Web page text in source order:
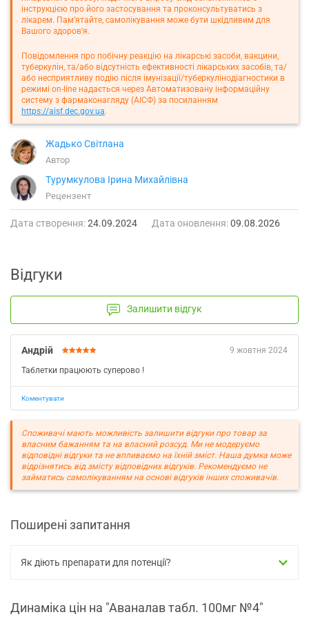
інструкцією про його застосування та проконсультуватись з
лікарем. Пам’ятайте, самолікування може бути шкідливим для
Вашого здоров’я.
Повідомлення про побічну реакцію на лікарські засоби, вакцини,
туберкулін, та/або відсутність ефективності лікарських засобів, та/
або несприятливу подію після імунізації/туберкулінодіагностики в
режимі on-line надається через Автоматизовану інформаційну
систему з фармаконагляду (АІСФ) за посиланням
https://aisf.dec.gov.ua.
Жадько Світлана
Автор
Турумкулова Ірина Михайлівна
Рецензент
Дата створення:24.09.2024 Дата оновлення:09.08.2026
Відгуки
Залишити відгук
9 жовтня 2024
Андрій
Таблетки працюють суперово !
Коментувати
Споживачі мають можливість залишити відгуки про товар за
власним бажанням та на власний розсуд. Ми не модеруємо
відповідні відгуки та не впливаємо на їхній зміст. Наша думка може
відрізнятись від змісту відповідних відгуків. Рекомендуємо не
займатись самолікуванням на основі відгуків інших споживачів.
Поширені запитання
Як діють препарати для потенції?
Динаміка цін на "Аваналав табл. 100мг №4"